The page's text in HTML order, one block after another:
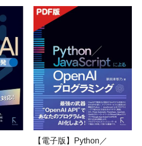
【電子版】Python／